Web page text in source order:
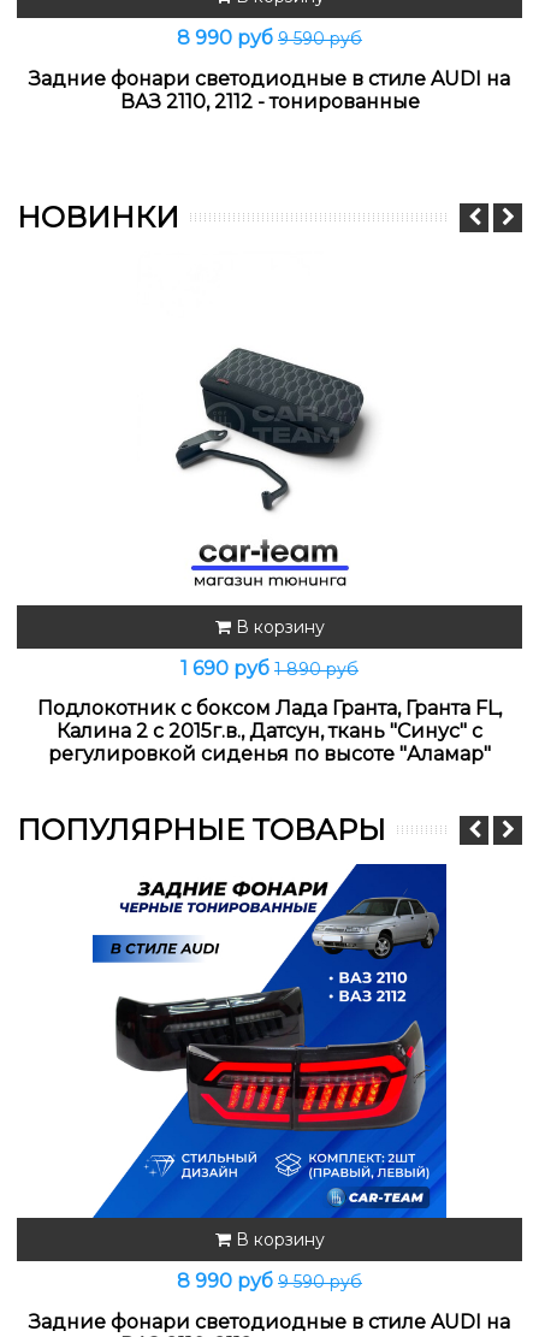
8 990 руб 9 590 руб
Задние фонари светодиодные в стиле AUDI на
ВАЗ 2110, 2112 - тонированные
НОВИНКИ
В корзину
1 690 руб 1 890 руб
Подлокотник с боксом Лада Гранта, Гранта FL,
Калина 2 с 2015г.в., Датсун, ткань "Синус" с
регулировкой сиденья по высоте "Аламар"
ПОПУЛЯРНЫЕ ТОВАРЫ
В корзину
8 990 руб 9 590 руб
Задние фонари светодиодные в стиле AUDI на